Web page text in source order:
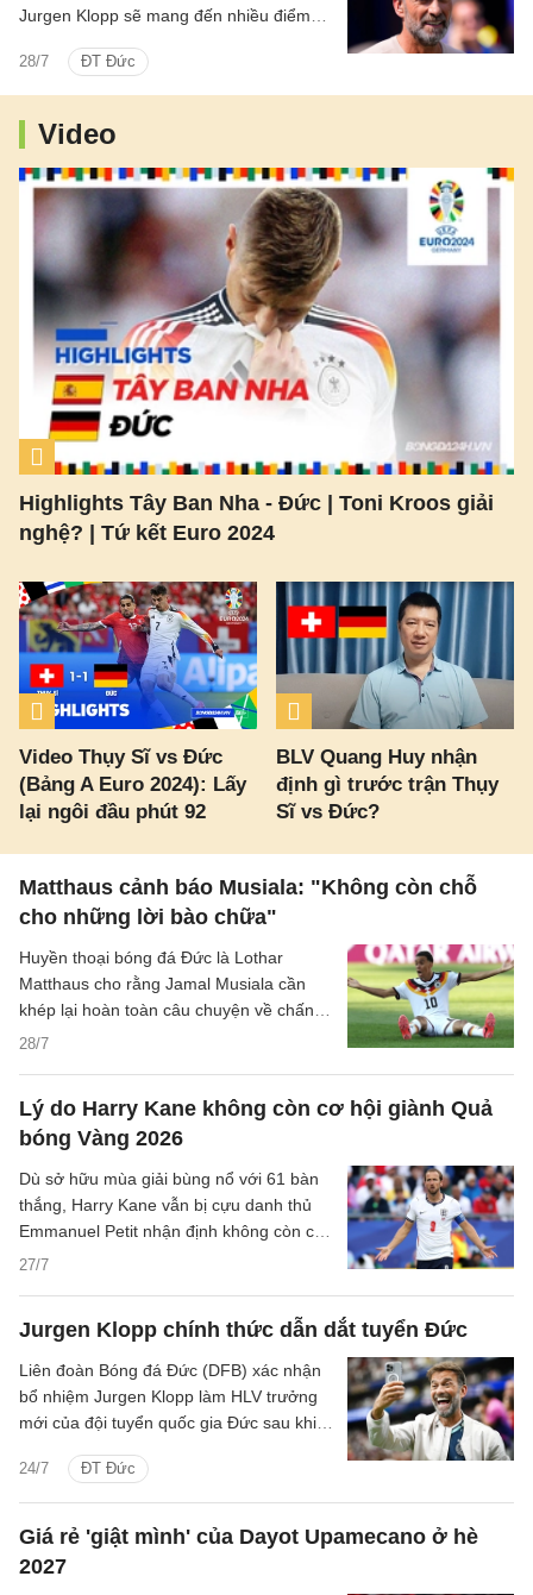
28/7 ĐT Đức
Jurgen Klopp sẽ mang đến nhiều điểm
Nagelsmann, đồng thời nhận xét cựu
HLV Bayern Munich đôi lúc quá nhạy cảm
trước những áp lực từ truyền thông và dư
luận.Video
Highlights Tây Ban Nha - Đức | Toni Kroos giải
nghệ? | Tứ kết Euro 2024
Video Thụy Sĩ vs Đức
(Bảng A Euro 2024): Lấy
lại ngôi đầu phút 92
BLV Quang Huy nhận
định gì trước trận Thụy
Sĩ vs Đức?
Matthaus cảnh báo Musiala: "Không còn chỗ
cho những lời bào chữa"
28/7
Huyền thoại bóng đá Đức là Lothar
Matthaus cho rằng Jamal Musiala cần
khép lại hoàn toàn câu chuyện về chấn
thương nghiêm trọng trong quá khứ nếu
Lý do Harry Kane không còn cơ hội giành Quả
bóng Vàng 2026
27/7
Dù sở hữu mùa giải bùng nổ với 61 bàn
thắng, Harry Kane vẫn bị cựu danh thủ
Emmanuel Petit nhận định không còn cơ
hội cạnh tranh Quả bóng Vàng 2026.
Jurgen Klopp chính thức dẫn dắt tuyển Đức
24/7 ĐT Đức
Liên đoàn Bóng đá Đức (DFB) xác nhận
bổ nhiệm Jurgen Klopp làm HLV trưởng
mới của đội tuyển quốc gia Đức sau khi
Giá rẻ 'giật mình' của Dayot Upamecano ở hè
2027